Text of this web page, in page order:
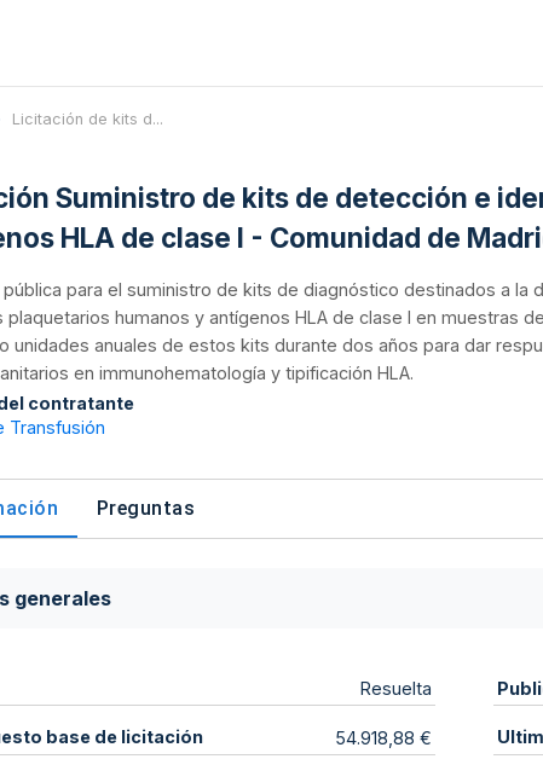
Licitación de kits d...
Suministro de kits de detección e
HLA de clase I - Comunidad de
pública para el suministro de kits de diagnóstico destinados a
plaquetarios humanos y antígenos HLA de clase I en muestras
unidades anuales de estos kits durante dos años para dar
en immunohematología y tipificación HLA.
contratante
Transfusión
Preguntas
generales
Resuelta
base de licitación 54.918,88 €